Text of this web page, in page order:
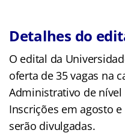
Detalhes do
O edital da
oferta de 35 vagas na
Administrativo de
Inscrições em agosto
serão divulgadas.